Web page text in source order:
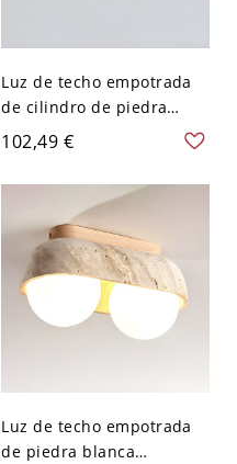
Luz de techo empotrada
de cilindro de piedra
beige con pantalla hacia
abajo para uso
residencial - 110 A 120 V
102,49 €
Luz de techo empotrada
de piedra blanca